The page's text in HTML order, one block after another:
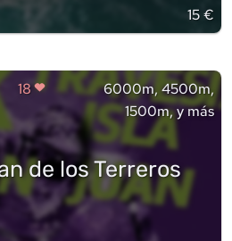
15 €
18
6000m, 4500m,
1500m, y más
de los Terreros